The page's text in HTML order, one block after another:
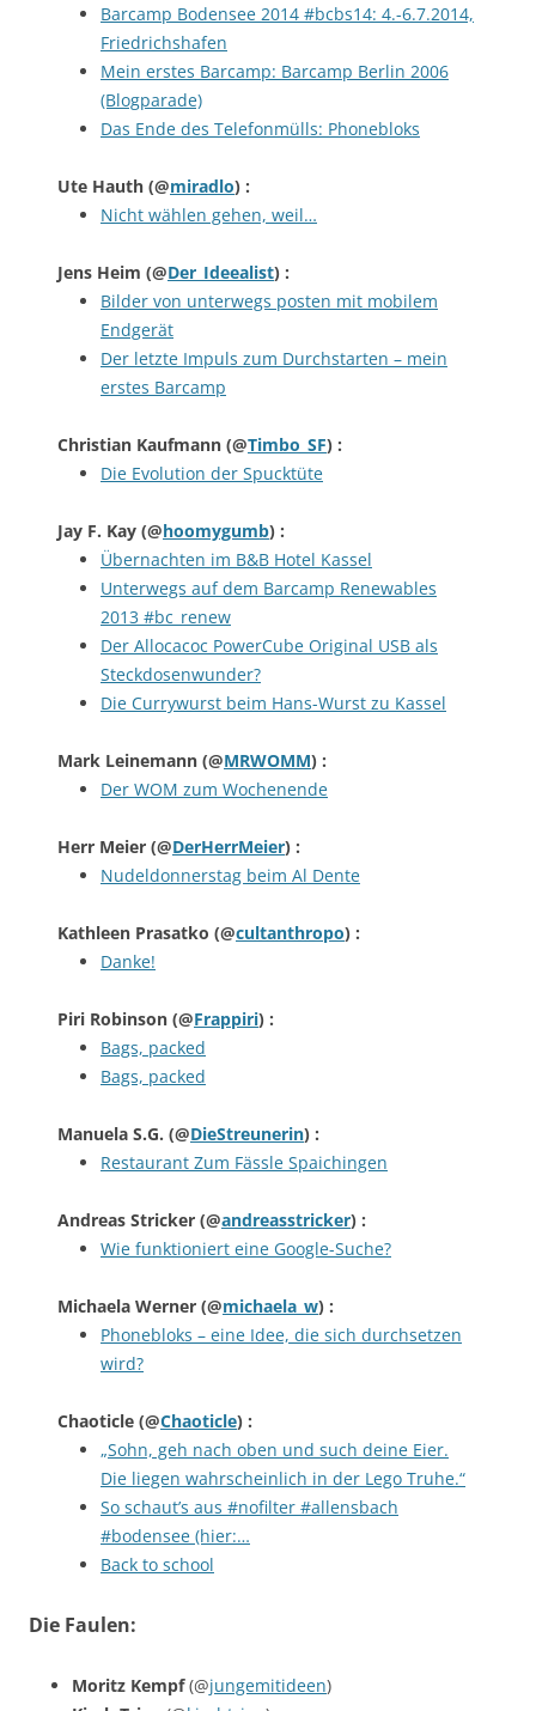
Barcamp Bodensee 2014 #bcbs14: 4.-6.7.2014,
Friedrichshafen
Mein erstes Barcamp: Barcamp Berlin 2006
(Blogparade)
Das Ende des Telefonmülls: Phonebloks
Ute Hauth (@miradlo) :
Nicht wählen gehen, weil…
Jens Heim (@Der_Ideealist) :
Bilder von unterwegs posten mit mobilem
Endgerät
Der letzte Impuls zum Durchstarten – mein
erstes Barcamp
Christian Kaufmann (@Timbo_SF) :
Die Evolution der Spucktüte
Jay F. Kay (@hoomygumb) :
Übernachten im B&B Hotel Kassel
Unterwegs auf dem Barcamp Renewables
2013 #bc_renew
Der Allocacoc PowerCube Original USB als
Steckdosenwunder?
Die Currywurst beim Hans-Wurst zu Kassel
Mark Leinemann (@MRWOMM) :
Der WOM zum Wochenende
Herr Meier (@DerHerrMeier) :
Nudeldonnerstag beim Al Dente
Kathleen Prasatko (@cultanthropo) :
Danke!
Piri Robinson (@Frappiri) :
Bags, packed
Bags, packed
Manuela S.G. (@DieStreunerin) :
Restaurant Zum Fässle Spaichingen
Andreas Stricker (@andreasstricker) :
Wie funktioniert eine Google-Suche?
Michaela Werner (@michaela_w) :
Phonebloks – eine Idee, die sich durchsetzen
wird?
Chaoticle (@Chaoticle) :
„Sohn, geh nach oben und such deine Eier.
Die liegen wahrscheinlich in der Lego Truhe.“
So schaut’s aus #nofilter #allensbach
#bodensee (hier:…
Back to school
Die Faulen:
Moritz Kempf(@jungemitideen)